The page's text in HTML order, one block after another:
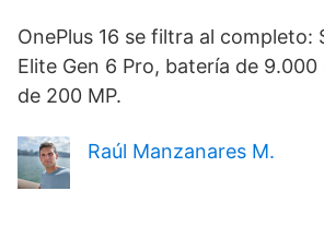
OnePlus 16 se filtra al completo:
Elite Gen 6 Pro, batería de
de 200 MP.
Raúl Manzanares M.